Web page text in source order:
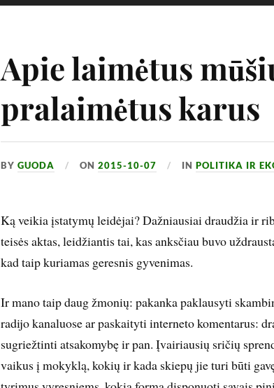
Apie laimėtus
pralaimėtus karus
BYGUODA ON2015-10-07 INPOLITIKA IR
Ką veikia įstatymų leidėjai? Dažniausiai draudžia ir
teisės aktas, leidžiantis tai, kas anksčiau buvo
kad taip kuriamas geresnis gyvenimas.
Ir mano taip daug žmonių: pakanka paklausyti
radijo kanaluose ar paskaityti interneto komentarus:
sugriežtinti atsakomybę ir pan. Įvairiausių sričių
vaikus į mokyklą, kokių ir kada skiepų jie turi būti